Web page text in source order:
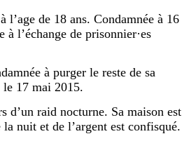
de 18 ans. Condamnée à 16
l’échange de prisonnier·es
à purger le reste de sa
le 17 mai 2015.
d’un raid nocturne. Sa maison est
nuit et de l’argent est confisqué.